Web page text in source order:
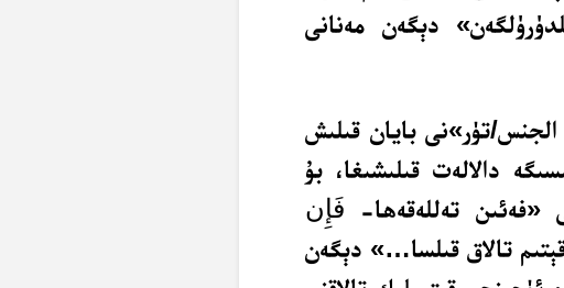
دېگەن مەنانى
تۈر»نى بايان قىلىش
دالالەت قىلىشىغا، بۇ
«فەئىن تەللەقەھا- فَإِن
تالاق قىلسا…» دېگەن